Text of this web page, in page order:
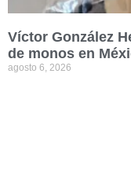
Víctor González
de monos en
agosto 6, 2026